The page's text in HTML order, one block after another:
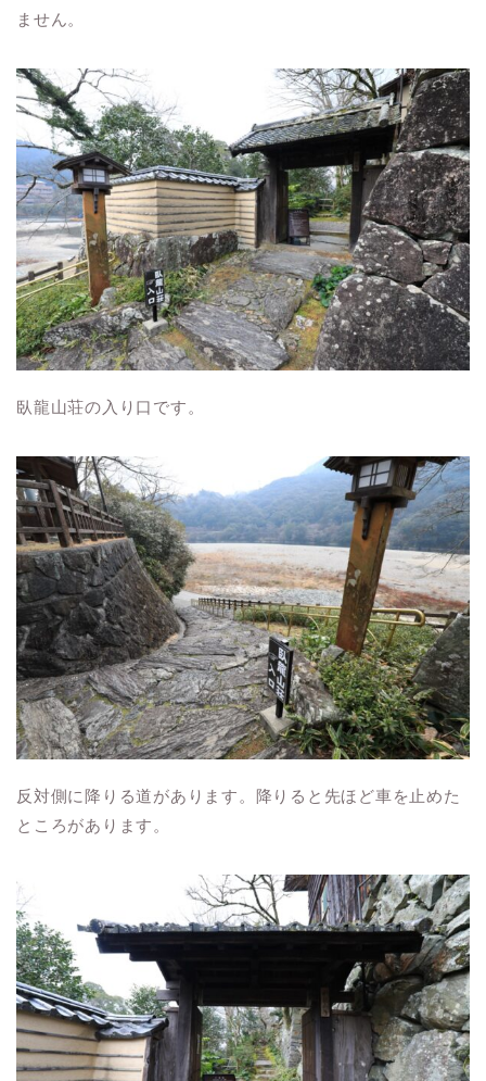
ません。
臥龍山荘の入り口です。
反対側に降りる道があります。降りると先ほど車を止めた
ところがあります。